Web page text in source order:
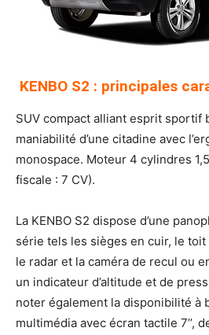
KENBO S2 : principales
SUV compact alliant esprit sportif
maniabilité d’une citadine avec
monospace. Moteur 4 cylindres
fiscale : 7 CV).
La KENBO S2 dispose d’une
série tels les sièges en cuir, le
le radar et la caméra de recul ou
un indicateur d’altitude et de
noter également la disponibilité à
multimédia avec écran tactile 7’’,